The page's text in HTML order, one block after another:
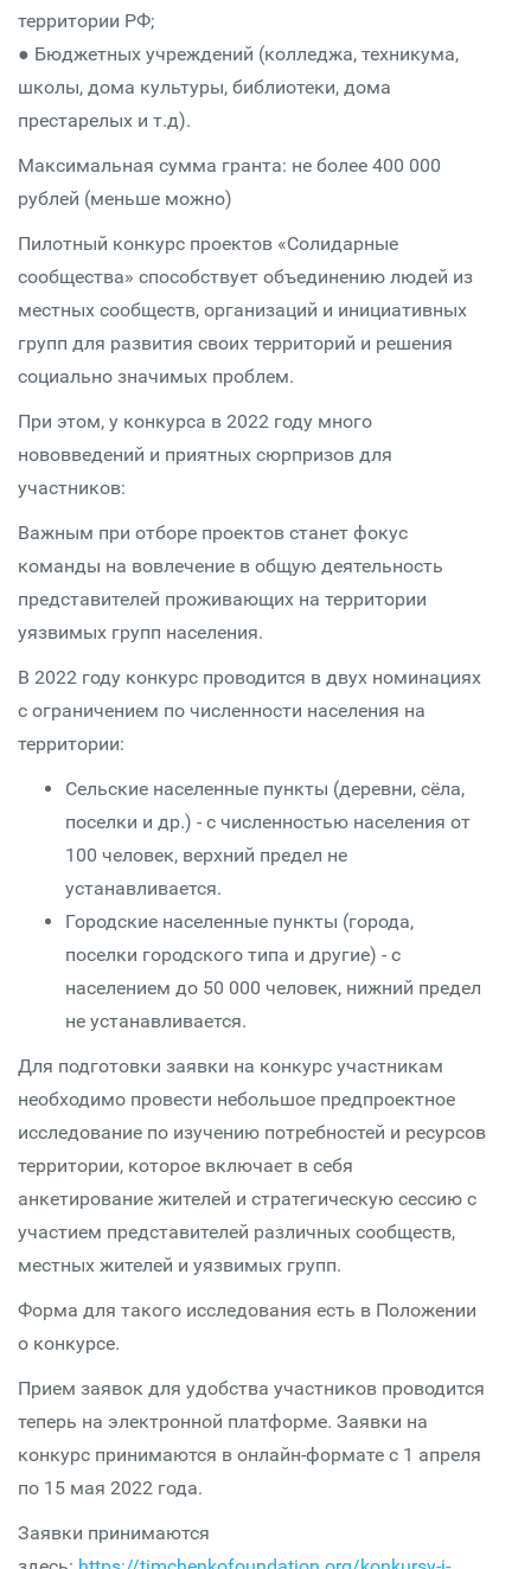
территории РФ;
● Бюджетных учреждений (колледжа, техникума,
школы, дома культуры, библиотеки, дома
престарелых и т.д).
Максимальная сумма гранта: не более 400 000
рублей (меньше можно)
Пилотный конкурс проектов «Солидарные
сообщества» способствует объединению людей из
местных сообществ, организаций и инициативных
групп для развития своих территорий и решения
социально значимых проблем.
При этом, у конкурса в 2022 году много
нововведений и приятных сюрпризов для
участников:
Важным при отборе проектов станет фокус
команды на вовлечение в общую деятельность
представителей проживающих на территории
уязвимых групп населения.
В 2022 году конкурс проводится в двух номинациях
с ограничением по численности населения на
территории:
Сельские населенные пункты (деревни, сёла,
поселки и др.) - с численностью населения от
100 человек, верхний предел не
устанавливается.
Городские населенные пункты (города,
поселки городского типа и другие) - с
населением до 50 000 человек, нижний предел
не устанавливается.
Для подготовки заявки на конкурс участникам
необходимо провести небольшое предпроектное
исследование по изучению потребностей и ресурсов
территории, которое включает в себя
анкетирование жителей и стратегическую сессию с
участием представителей различных сообществ,
местных жителей и уязвимых групп.
Форма для такого исследования есть в Положении
о конкурсе.
Прием заявок для удобства участников проводится
теперь на электронной платформе. Заявки на
конкурс принимаются в онлайн-формате с 1 апреля
по 15 мая 2022 года.
Заявки принимаются